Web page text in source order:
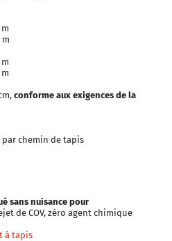
conforme aux exigences de la
chemin de tapis
sans nuisance pour
de COV, zéro agent chimique
à tapis